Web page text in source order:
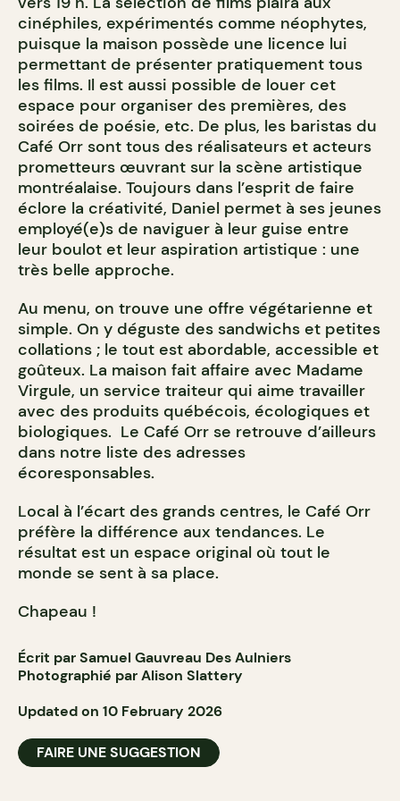
cinéphiles, expérimentés comme néophytes,
puisque la maison possède une licence lui
permettant de présenter pratiquement tous
les films. Il est aussi possible de louer cet
espace pour organiser des premières, des
soirées de poésie, etc. De plus, les baristas du
Café Orr sont tous des réalisateurs et acteurs
prometteurs œuvrant sur la scène artistique
montréalaise. Toujours dans l’esprit de faire
éclore la créativité, Daniel permet à ses jeunes
employé(e)s de naviguer à leur guise entre
leur boulot et leur aspiration artistique : une
très belle approche.
Au menu, on trouve une offre végétarienne et
simple. On y déguste des sandwichs et petites
collations ; le tout est abordable, accessible et
goûteux. La maison fait affaire avec Madame
Virgule, un service traiteur qui aime travailler
avec des produits québécois, écologiques et
biologiques. Le Café Orr se retrouve d’ailleurs
dans notre liste des adresses
écoresponsables.
Local à l’écart des grands centres, le Café Orr
préfère la différence aux tendances. Le
résultat est un espace original où tout le
monde se sent à sa place.
Chapeau !
Écrit par Samuel Gauvreau Des Aulniers
Photographié par Alison Slattery
Updated on 10 February 2026
FAIRE UNE SUGGESTION